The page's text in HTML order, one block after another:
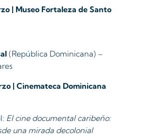
| Museo Fortaleza de Santo
(República Dominicana) –
| Cinemateca Dominicana
El cine documental caribeño:
una mirada decolonial